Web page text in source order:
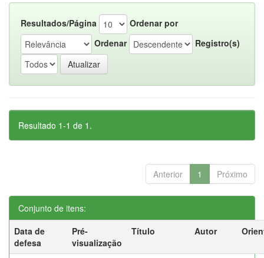
Resultados/Página
Ordenar por
Ordenar
Registro(s)
Resultado 1-1 de 1.
Anterior 1 Próximo
Conjunto de itens:
Data de
defesa
Pré-
visualização
Título Autor